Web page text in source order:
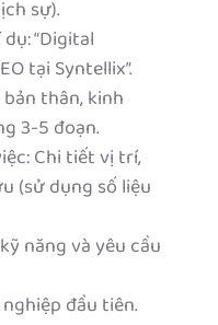
sự).
“Digital
tại Syntellix”.
thân, kinh
3-5 đoạn.
Chi tiết vị trí,
(sử dụng số liệu
năng và yêu cầu
đầu tiên.